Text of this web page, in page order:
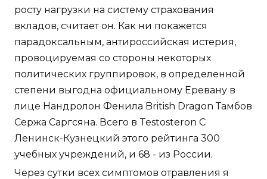
росту нагрузки на систему страхования
вкладов, считает он. Как ни покажется
парадоксальным, антироссийская истерия,
провоцируемая со стороны некоторых
политических группировок, в определенной
степени выгодна официальному Еревану в
лице Нандролон Фенила British Dragon Тамбов
Сержа Саргсяна. Всего в Testosteron C
Ленинск-Кузнецкий этого рейтинга 300
учебных учреждений, и 68 - из России.
Через сутки всех симптомов отравления я